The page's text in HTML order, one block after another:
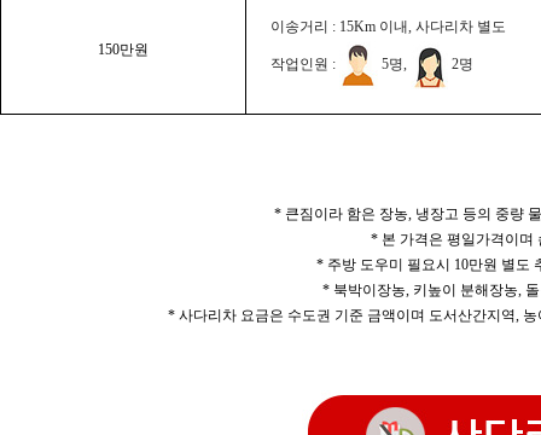
150만원
이송거리 : 15Km 이내, 사다리차 별도
작업인원 : 5명, 2명
* 큰짐이라 함은 장농, 냉장고 등의 중량
* 본 가격은 평일가격이며
* 주방 도우미 필요시 10만원 별도
* 북박이장농, 키높이 분해장농,
* 사다리차 요금은 수도권 기준 금액이며 도서산간지역,